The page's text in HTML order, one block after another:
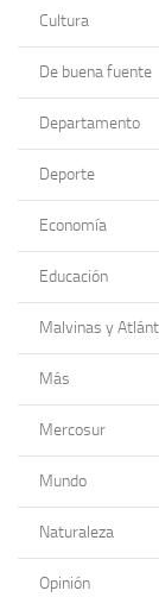
Cultura
De buena fuente
Departamento
Deporte
Economía
Educación
Malvinas y
Más
Mercosur
Mundo
Naturaleza
Opinión